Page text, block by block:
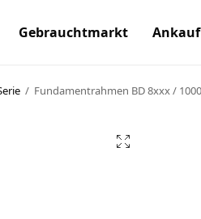
Gebrauchtmarkt Ankauf
/ Fundamentrahmen BD 8xxx /